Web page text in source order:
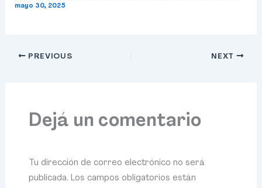
mayo 30, 2025
PREVIOUS NEXT
Dejá un comentario
Tu dirección de correo electrónico no será
publicada. Los campos obligatorios están